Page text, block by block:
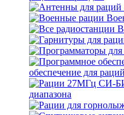
обеспечение для раций
диапазона